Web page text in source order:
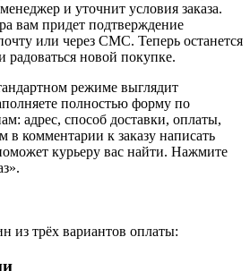
и уточнит условия заказа.
вам придет подтверждение
или через СМС. Теперь останется
радоваться новой покупке.
режиме выглядит
полностью форму по
адрес, способ доставки, оплаты,
в комментарии к заказу написать
курьеру вас найти. Нажмите
из трёх вариантов оплаты: